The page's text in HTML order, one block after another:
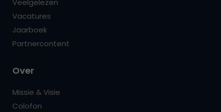
Veelgelezen
Vacatures
Jaarboek
Partnercontent
Over
Missie & Visie
Colofon